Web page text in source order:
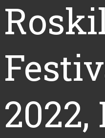
2022,